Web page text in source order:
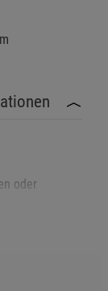
oder
Kindern